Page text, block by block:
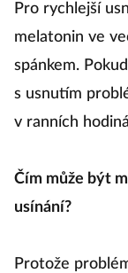
Pro rychlejší
melatonin ve
spánkem.
s usnutím
v ranních
Čím může být
usínání?
Protože